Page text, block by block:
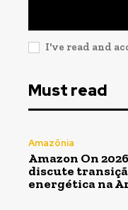
I've read and
Must read
Amazônia
Amazon On
discute
energética na